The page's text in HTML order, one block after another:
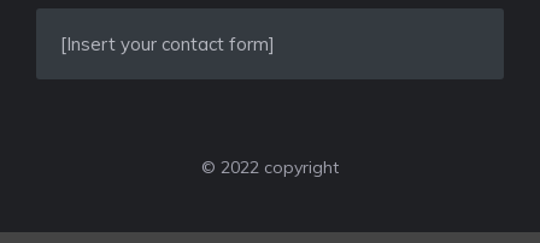
[Insert your contact form]
© 2022 copyright